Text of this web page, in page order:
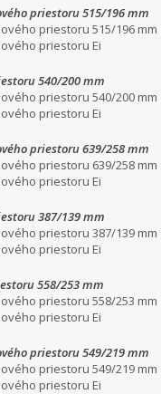
priestoru 515/196 mm
priestoru 515/196 mm
priestoru Ei
540/200 mm
priestoru 540/200 mm
priestoru Ei
priestoru 639/258 mm
priestoru 639/258 mm
priestoru Ei
387/139 mm
priestoru 387/139 mm
priestoru Ei
558/253 mm
priestoru 558/253 mm
priestoru Ei
priestoru 549/219 mm
priestoru 549/219 mm
priestoru Ei